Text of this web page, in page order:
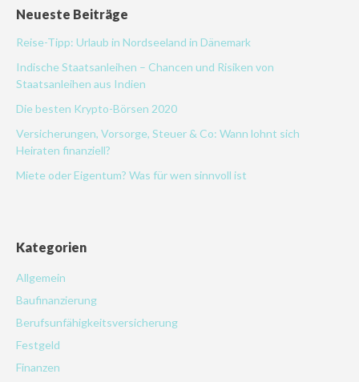
Neueste Beiträge
Reise-Tipp: Urlaub in Nordseeland in Dänemark
Indische Staatsanleihen – Chancen und Risiken von
Staatsanleihen aus Indien
Die besten Krypto-Börsen 2020
Versicherungen, Vorsorge, Steuer & Co: Wann lohnt sich
Heiraten finanziell?
Miete oder Eigentum? Was für wen sinnvoll ist
Kategorien
Allgemein
Baufinanzierung
Berufsunfähigkeitsversicherung
Festgeld
Finanzen